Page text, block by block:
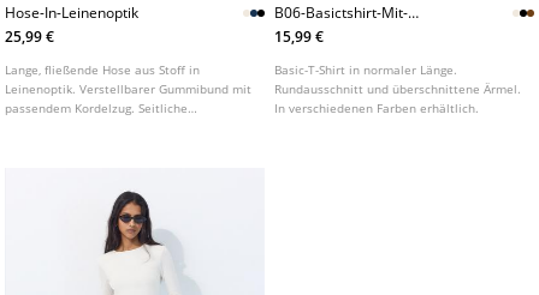
Hose-In-Leinenoptik
25,99 €
Lange, fließende Hose aus Stoff in
Leinenoptik. Verstellbarer Gummibund mit
passendem Kordelzug. Seitliche
B06-Basictshirt-Mit-
Uberschnittenen-Armeln
15,99 €
Basic-T-Shirt in normaler Länge.
Rundausschnitt und überschnittene Ärmel.
In verschiedenen Farben erhältlich.